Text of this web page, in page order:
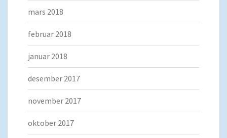
mars 2018
februar 2018
januar 2018
desember 2017
november 2017
oktober 2017